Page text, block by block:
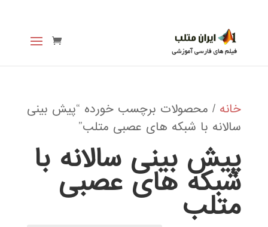
خانه / محصولات برچسب خورده “پیش بینی
سالانه با شبکه های عصبی متلب”
پیش بینی سالانه با
شبکه های عصبی
متلب